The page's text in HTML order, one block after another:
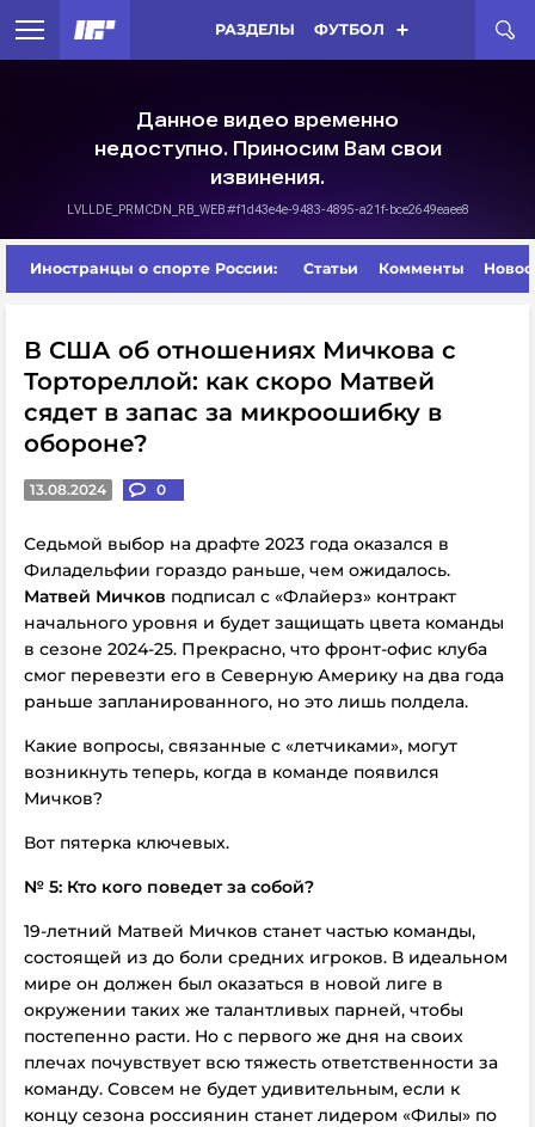
РАЗДЕЛЫ ФУТБОЛ
Иностранцы о спорте России: Статьи Комменты
В США об отношениях Мичкова с
Тортореллой: как скоро Матвей
сядет в запас за микроошибку в
обороне?
13.08.2024 0
Седьмой выбор на драфте 2023 года оказался в
Филадельфии гораздо раньше, чем ожидалось.
Матвей Мичков подписал с «Флайерз» контракт
начального уровня и будет защищать цвета команды
в сезоне 2024-25. Прекрасно, что фронт-офис клуба
смог перевезти его в Северную Америку на два года
раньше запланированного, но это лишь полдела.
Какие вопросы, связанные с «летчиками», могут
возникнуть теперь, когда в команде появился
Мичков?
Вот пятерка ключевых.
№ 5: Кто кого поведет за собой?
19-летний Матвей Мичков станет частью команды,
состоящей из до боли средних игроков. В идеальном
мире он должен был оказаться в новой лиге в
окружении таких же талантливых парней, чтобы
постепенно расти. Но с первого же дня на своих
плечах почувствует всю тяжесть ответственности за
команду. Совсем не будет удивительным, если к
концу сезона россиянин станет лидером «Филы» по